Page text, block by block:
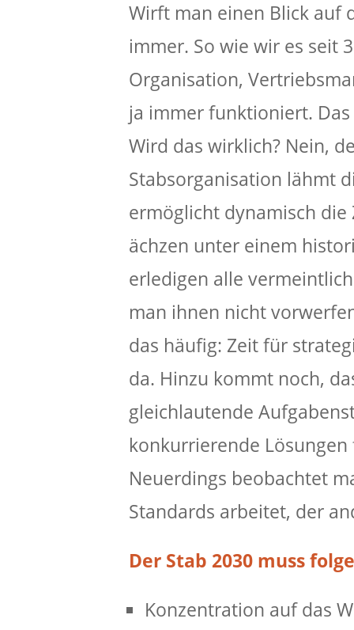
Wirft man einen Blick auf
immer. So wie wir es seit
Organisation,
ja immer funktioniert.
Wird das wirklich? Nein,
Stabsorganisation lähmt
ermöglicht dynamisch
ächzen unter einem
erledigen alle
man ihnen nicht
das häufig: Zeit für
da. Hinzu kommt noch,
gleichlautende
konkurrierende
Neuerdings beobachtet
Standards arbeitet, der
Der Stab 2030 muss
Konzentration auf das